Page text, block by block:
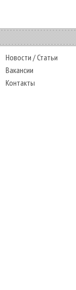
Новости /Статьи
Вакансии
Контакты